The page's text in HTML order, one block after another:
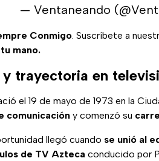
— Ventaneando
Conmigo. Suscríbete a
mano.
y trayectoria en
el 19 de mayo de 1973 en la
comunicación y comenzó su
llegó cuando se unió al
de TV Azteca conducido por